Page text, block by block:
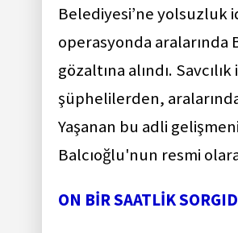
Belediyesi’ne yolsuzluk
operasyonda aralarında
gözaltına alındı.
şüphelilerden,
Yaşanan bu adli
Balcıoğlu'nun resmi
ON BİR SAATLİK